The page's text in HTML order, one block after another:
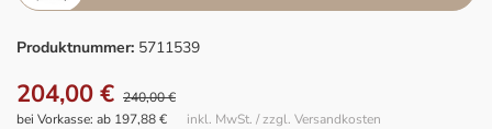
Produktnummer: 5711539
204,00 € 240,00 €
inkl. MwSt. / zzgl. Versandkosten
bei Vorkasse: ab 197,88 €